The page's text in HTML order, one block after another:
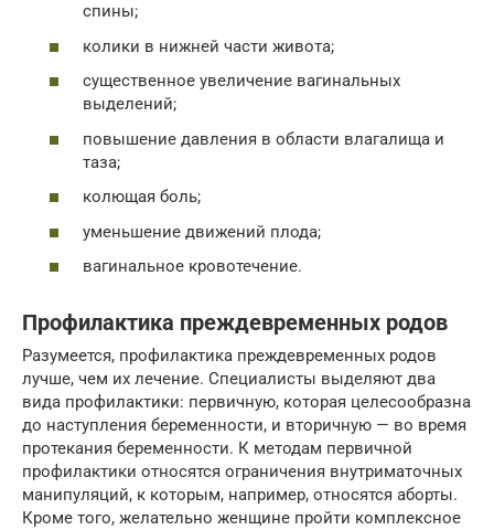
спины;
колики в нижней части живота;
существенное увеличение вагинальных
выделений;
повышение давления в области влагалища и
таза;
колющая боль;
уменьшение движений плода;
вагинальное кровотечение.
Профилактика преждевременных родов
Разумеется, профилактика преждевременных родов
лучше, чем их лечение. Специалисты выделяют два
вида профилактики: первичную, которая целесообразна
до наступления беременности, и вторичную — во время
протекания беременности. К методам первичной
профилактики относятся ограничения внутриматочных
манипуляций, к которым, например, относятся аборты.
Кроме того, желательно женщине пройти комплексное